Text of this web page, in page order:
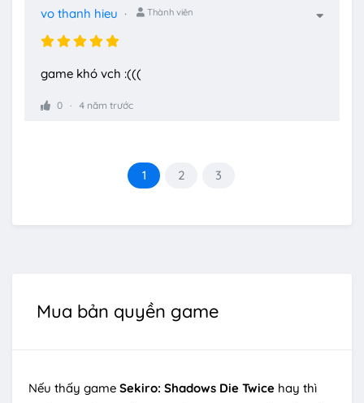
vo thanh hieu Thành viên
game khó vch :(((
0 4 năm trước
1 2 3
Mua bản quyền game
Nếu thấy game Sekiro: Shadows Die Twice hay thì